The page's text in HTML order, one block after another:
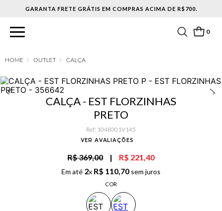
0
OUTLET CALÇA
CALÇA - EST FLORZINHAS
PRETO
Ref: 1048301V145
VER AVALIAÇÕES
R$ 369,00 | R$ 221,40
Em até 2x R$ 110,70 sem juros
COR